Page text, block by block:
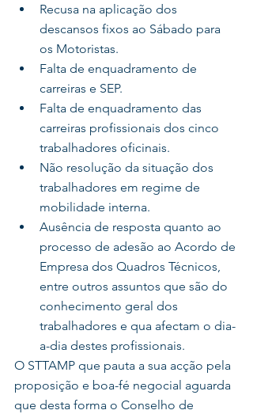
Recusa na aplicação dos
descansos fixos ao Sábado para
os Motoristas.
Falta de enquadramento de
carreiras e SEP.
Falta de enquadramento das
carreiras profissionais dos cinco
trabalhadores oficinais.
Não resolução da situação dos
trabalhadores em regime de
mobilidade interna.
Ausência de resposta quanto ao
processo de adesão ao Acordo de
Empresa dos Quadros Técnicos,
entre outros assuntos que são do
conhecimento geral dos
trabalhadores e qua afectam o dia-
a-dia destes profissionais.
O STTAMP que pauta a sua acção pela
proposição e boa-fé negocial aguarda
que desta forma o Conselho de